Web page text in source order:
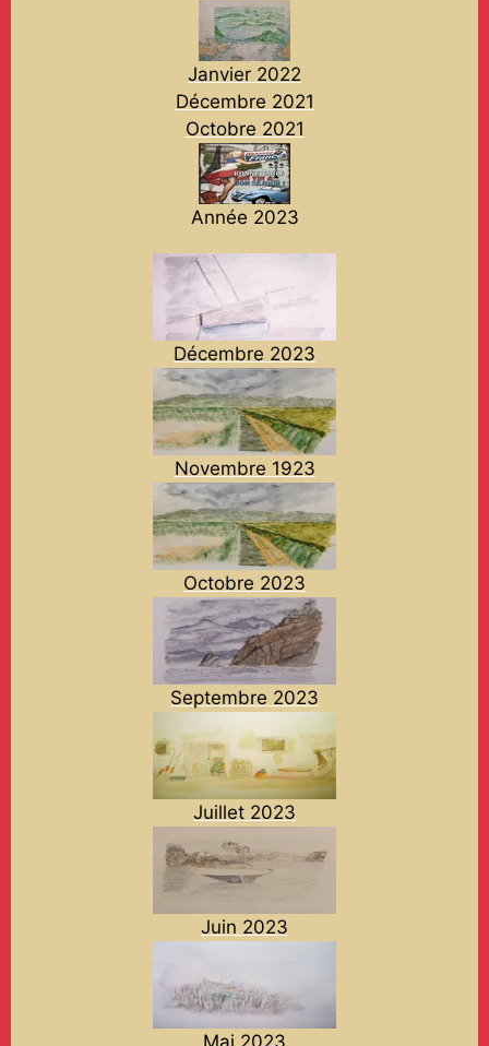
Janvier 2022
Décembre 2021
Octobre 2021
Année 2023
Décembre 2023
Novembre 1923
Octobre 2023
Septembre 2023
Juillet 2023
Juin 2023
Mai 2023